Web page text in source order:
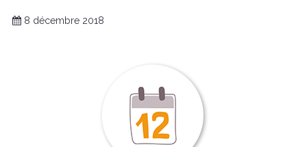
8 décembre 2018